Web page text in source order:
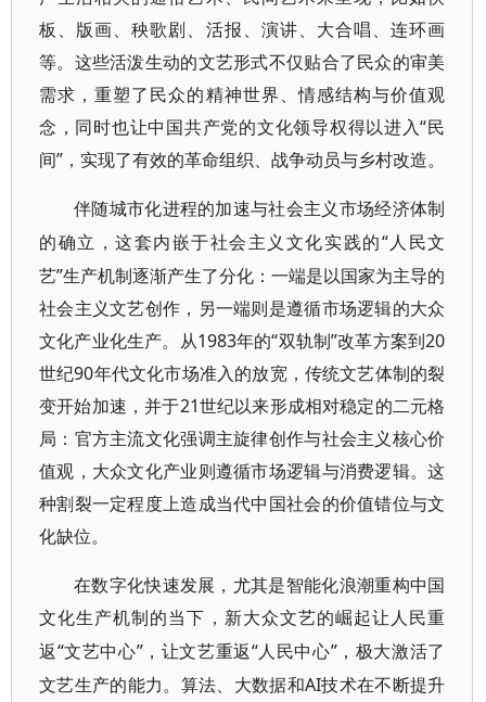
板、版画、秧歌剧、活报、演讲、大合唱、连环画
等。这些活泼生动的文艺形式不仅贴合了民众的审美
需求，重塑了民众的精神世界、情感结构与价值观
念，同时也让中国共产党的文化领导权得以进入“民
间”，实现了有效的革命组织、战争动员与乡村改造。
伴随城市化进程的加速与社会主义市场经济体制
的确立，这套内嵌于社会主义文化实践的“人民文
艺”生产机制逐渐产生了分化：一端是以国家为主导的
社会主义文艺创作，另一端则是遵循市场逻辑的大众
文化产业化生产。从1983年的“双轨制”改革方案到20
世纪90年代文化市场准入的放宽，传统文艺体制的裂
变开始加速，并于21世纪以来形成相对稳定的二元格
局：官方主流文化强调主旋律创作与社会主义核心价
值观，大众文化产业则遵循市场逻辑与消费逻辑。这
种割裂一定程度上造成当代中国社会的价值错位与文
化缺位。
在数字化快速发展，尤其是智能化浪潮重构中国
文化生产机制的当下，新大众文艺的崛起让人民重
返“文艺中心”，让文艺重返“人民中心”，极大激活了
文艺生产的能力。算法、大数据和AI技术在不断提升